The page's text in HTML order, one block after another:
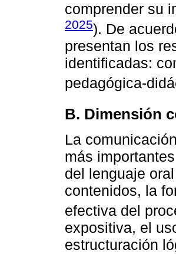
comprender su
2025). De
presentan los
identificadas:
pedagógica-
B. Dimensión
La
más
del lenguaje
contenidos, la
efectiva del
expositiva, el
estructuración